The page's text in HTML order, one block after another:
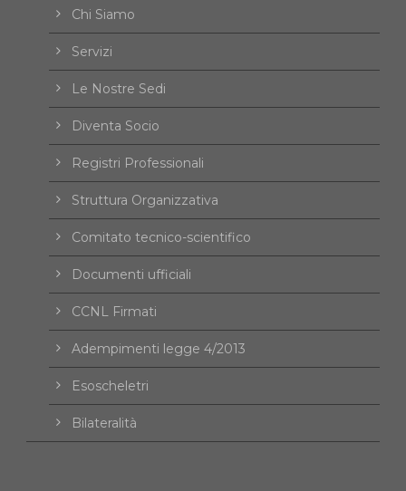
Chi Siamo
Servizi
Le Nostre Sedi
Diventa Socio
Registri Professionali
Struttura Organizzativa
Comitato tecnico-scientifico
Documenti ufficiali
CCNL Firmati
Adempimenti legge 4/2013
Esoscheletri
Bilateralità